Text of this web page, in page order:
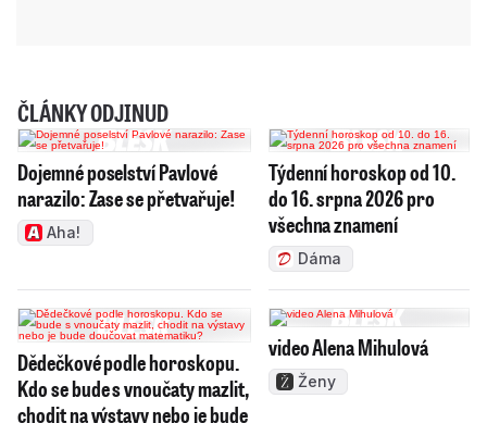
ČLÁNKY ODJINUD
Dojemné poselství Pavlové
narazilo: Zase se přetvařuje!
Aha!
Týdenní horoskop od 10.
do 16. srpna 2026 pro
všechna znamení
Dáma
Dědečkové podle horoskopu.
Kdo se bude s vnoučaty mazlit,
chodit na výstavy nebo je bude
video Alena Mihulová
Ženy